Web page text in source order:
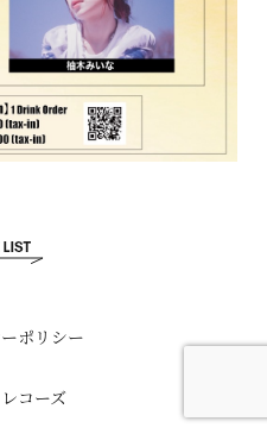
ポリシー
コーズ